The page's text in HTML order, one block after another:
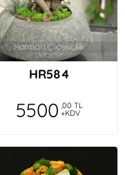
HR584
5500 ,00 TL
+KDV